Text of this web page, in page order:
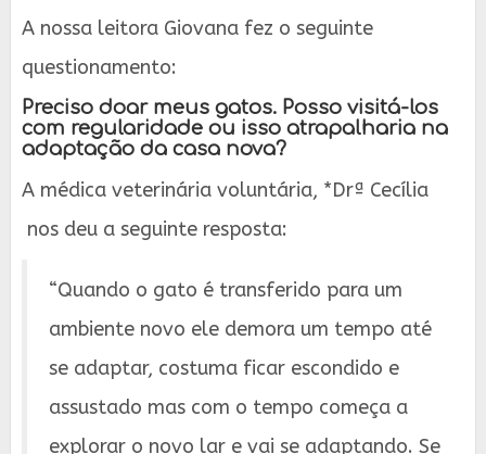
A nossa leitora Giovana fez o seguinte
questionamento:
Preciso doar meus gatos. Posso visitá-los
com regularidade ou isso atrapalharia na
adaptação da casa nova?
A médica veterinária voluntária, *Drª Cecília
nos deu a seguinte resposta:
“Quando o gato é transferido para um
ambiente novo ele demora um tempo até
se adaptar, costuma ficar escondido e
assustado mas com o tempo começa a
explorar o novo lar e vai se adaptando. Se